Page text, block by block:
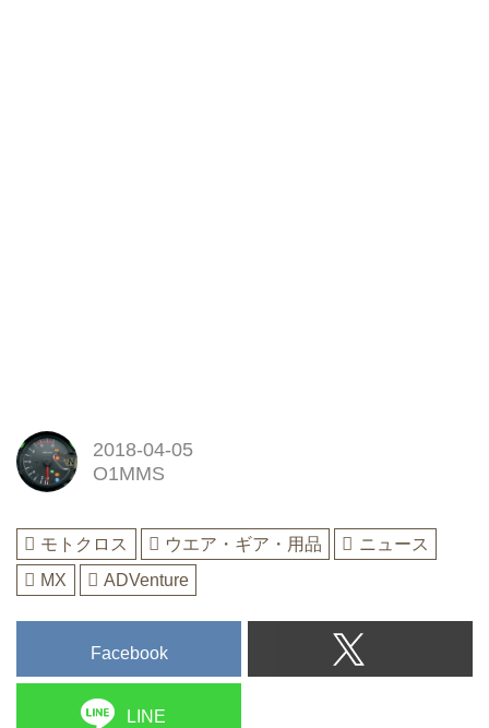
2018-04-05
O1MMS
モトクロス ウエア・ギア・用品
ニュース
MX
ADVenture
Facebook
LINE